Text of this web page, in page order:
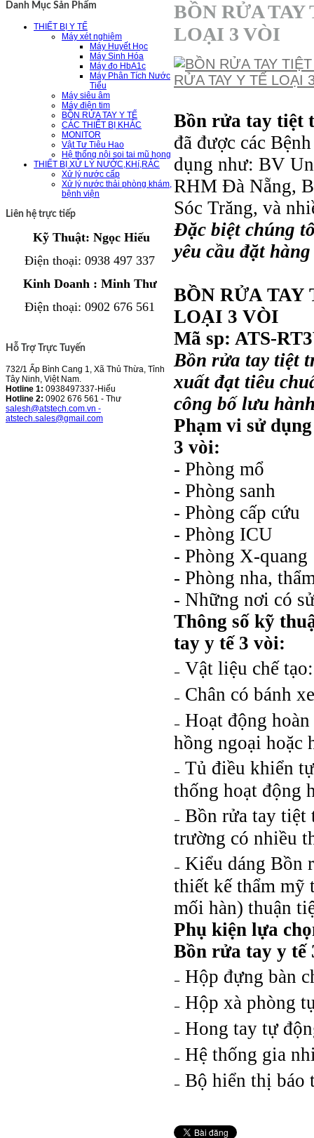
Danh Mục Sản Phẩm
THIẾT BỊ Y TẾ
Máy xét nghiệm
Máy Huyết Học
Máy Sinh Hóa
Máy đo HbA1c
Máy Phân Tích Nước
Tiểu
Máy siêu âm
Máy điện tim
BỒN RỬA TAY Y TẾ
CÁC THIẾT BỊ KHÁC
MONITOR
Vật Tư Tiêu Hao
Hệ thống nội soi tai mũ họng
THIẾT BỊ XỬ LÝ NƯỚC,KHí,RÁC
Xử lý nước cấp
Xử lý nước thải phòng khám,
bệnh viện
Liên hệ trực tiếp
Kỹ Thuật: Ngọc Hiếu
Điện thoại: 0938 497 337
Kinh Doanh : Minh Thư
Điện thoại: 0902 676 561
Hỗ Trợ Trực Tuyến
732/1 Ấp Bình Cang 1, Xã Thủ Thừa, Tỉnh
Tây Ninh, Việt Nam.
Hotline 1: 0938497337-Hiếu
Hotline 2: 0902 676 561 - Thư
salesh@atstech.com.vn -
atstech.sales@gmail.com
BỒN RỬA TAY
LOẠI 3 VÒI
Bồn rửa tay tiệt
đã được các
dụng như: BV
RHM Đà Nẵng,
Sóc Trăng, và
Đặc biệt chúng
yêu cầu đặt
BỒN RỬA TAY
LOẠI 3 VÒI
Mã sp: ATS-
Bồn rửa tay tiệt
xuất đạt tiêu
công bố lưu
Phạm vi sử
3 vòi:
- Phòng mổ
- Phòng sanh
- Phòng cấp cứu
- Phòng ICU
- Phòng X-quang
- Phòng nha,
- Những nơi có
Thông số kỹ
tay y tế 3 vòi:
₋ Vật liệu chế
₋ Chân có bánh
₋ Hoạt động
hồng ngoại hoặc
₋ Tủ điều khiển
thống hoạt động
₋ Bồn rửa tay
trường có nhiều
₋ Kiểu dáng Bồn
thiết kế thẩm mỹ
mối hàn) thuận
Phụ kiện lựa
Bồn rửa tay y tế
₋ Hộp đựng bàn
₋ Hộp xà phòng
₋ Hong tay tự
₋ Hệ thống gia
₋ Bộ hiển thị